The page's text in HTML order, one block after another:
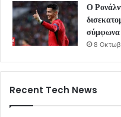
Ο
8
Recent Tech News